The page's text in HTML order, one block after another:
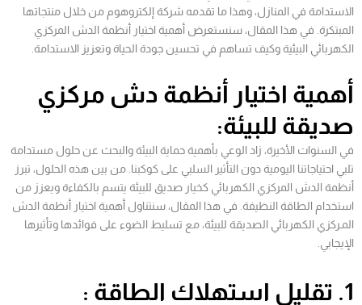
الاستدامة في المنازل، وهذا ما تقدمه شركة إلكتروهوم من خلال منتجاتها
المبتكرة. في هذا المقال، سنستعرض أهمية اختيار أنظمة الدش المركزي
الكهربائي البيئية وكيف تساهم في تحسين جودة الحياة وتعزيز الاستدامة.
أهمية اختيار أنظمة دش مركزي
صديقة للبيئة:
في السنوات الأخيرة، زاد الوعي بأهمية حماية البيئة والبحث عن حلول مستدامة
تلبي احتياجاتنا اليومية دون التأثير السلبي على كوكبنا. من بين هذه الحلول، تبرز
أنظمة الدش المركزي الكهربائي كخيار صديق للبيئة يتسم بالكفاءة ويعزز من
استخدام الطاقة النظيفة. في هذا المقال، سنتناول أهمية اختيار أنظمة الدش
المـركزي الكهربائي الصديقة للبيئة، مع تسليط الضوء على فوائدها وتأثيرها
الإيجابي.
1. تقليل استهلاك الطاقة :